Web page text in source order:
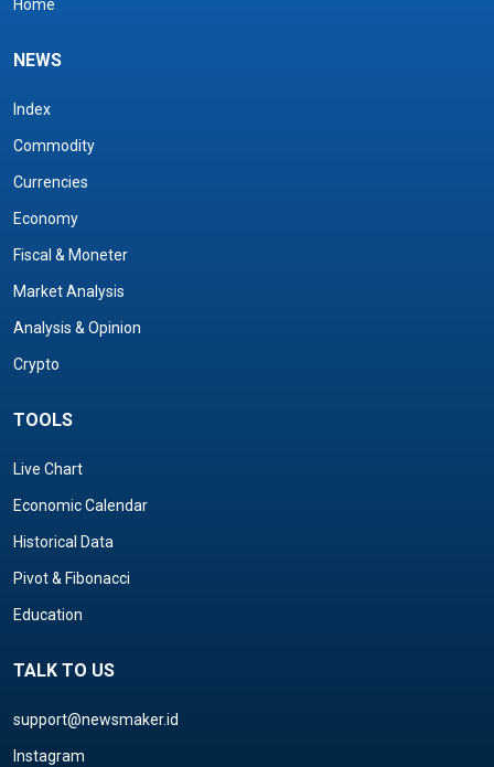
Home
NEWS
Index
Commodity
Currencies
Economy
Fiscal & Moneter
Market Analysis
Analysis & Opinion
Crypto
TOOLS
Live Chart
Economic Calendar
Historical Data
Pivot & Fibonacci
Education
TALK TO US
support@newsmaker.id
Instagram